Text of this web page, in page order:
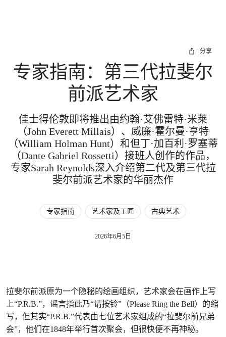
分享
专家指南：第三代拉斐尔
前派艺术家
佳士得伦敦即将推出由约翰·艾佛雷特·米莱
（John Everett Millais）、威廉·霍尔曼·亨特
（William Holman Hunt）和但丁·加百利·罗塞蒂
（Dante Gabriel Rossetti）接班人创作的作品，
专家Sarah Reynolds深入介绍第二代及第三代拉
斐尔前派艺术家的华丽杰作
专家指南 艺术家及工匠 古典艺术
2026年6月5日
拉斐尔前派原为一个隐秘的绘画组织，艺术家会在画作上写
上“P.R.B.”，谣言指此乃“请按铃”（Please Ring the Bell）的缩
写，但其实“P.R.B.”代表由七位艺术家组成的“拉斐尔前兄弟
会”，他们在1848年举行首次聚会，但很快便不再神秘。